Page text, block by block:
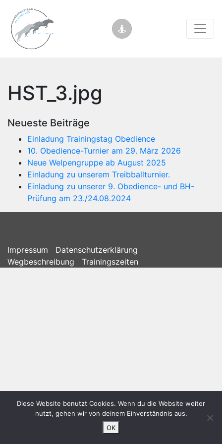
HST_3.jpg
Neueste Beiträge
Einladung Trainingstag Obedience
10. Obedience-Turnier am 29. März 2026
Neue Welpengruppe ab August 2025
Einladung zu unserem Treibballturnier.
Einladung zu unserer 9. Obedience- und BH-
Prüfung am 23./24.08.2024
Impressum
Datenschutzerklärung
Wegbeschreibung
Trainingszeiten
Diese Website benutzt Cookies. Wenn du die Website weiter
nutzt, gehen wir von deinem Einverständnis aus.
OK